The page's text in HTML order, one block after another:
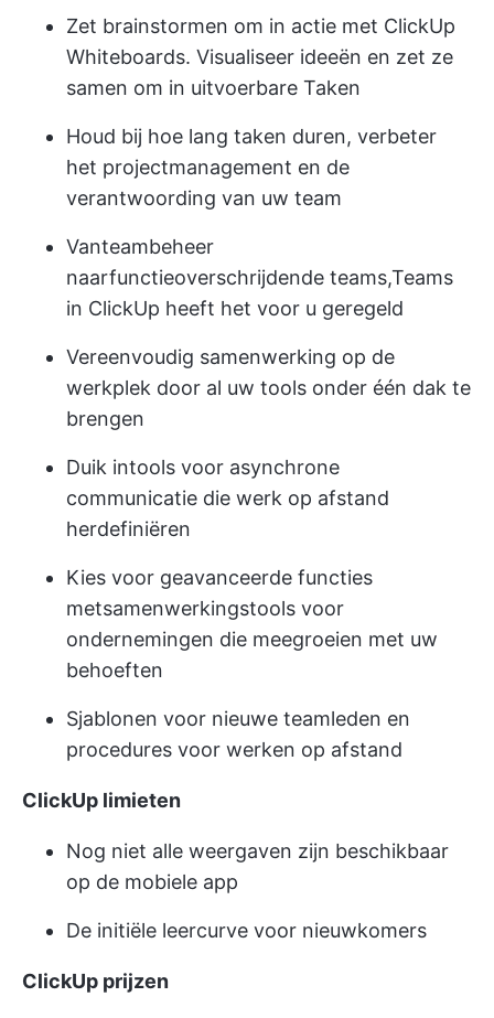
Zet brainstormen om in actie met ClickUp
Whiteboards. Visualiseer ideeën en zet ze
samen om in uitvoerbare Taken
Houd bij hoe lang taken duren, verbeter
het projectmanagement en de
verantwoording van uw team
Vanteambeheer
naarfunctieoverschrijdende teams,Teams
in ClickUp heeft het voor u geregeld
Vereenvoudig samenwerking op de
werkplek door al uw tools onder één dak te
brengen
Duik intools voor asynchrone
communicatie die werk op afstand
herdefiniëren
Kies voor geavanceerde functies
metsamenwerkingstools voor
ondernemingen die meegroeien met uw
behoeften
Sjablonen voor nieuwe teamleden en
procedures voor werken op afstand
ClickUp limieten
Nog niet alle weergaven zijn beschikbaar
op de mobiele app
De initiële leercurve voor nieuwkomers
ClickUp prijzen